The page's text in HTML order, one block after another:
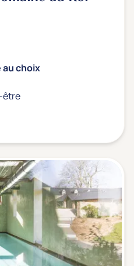
choix
être